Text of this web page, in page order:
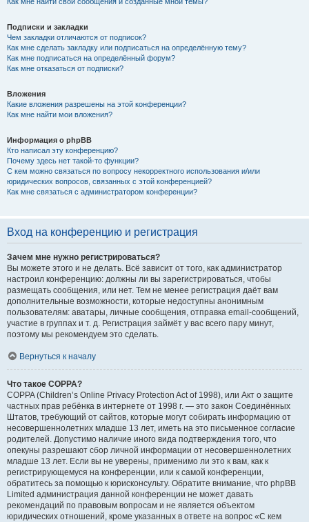
Подписки и закладки
Чем закладки отличаются от подписок?
Как мне сделать закладку или подписаться на определённую тему?
Как мне подписаться на определённый форум?
Как мне отказаться от подписки?
Вложения
Какие вложения разрешены на этой конференции?
Как мне найти мои вложения?
Информация о phpBB
Кто написал эту конференцию?
Почему здесь нет такой-то функции?
С кем можно связаться по вопросу некорректного использования и/или
юридических вопросов, связанных с этой конференцией?
Как мне связаться с администратором конференции?
Вход на конференцию и регистрация
Зачем мне нужно регистрироваться?
Вы можете этого и не делать. Всё зависит от того, как администратор
настроил конференцию: должны ли вы зарегистрироваться, чтобы
размещать сообщения, или нет. Тем не менее регистрация даёт вам
дополнительные возможности, которые недоступны анонимным
пользователям: аватары, личные сообщения, отправка email-сообщений,
участие в группах и т. д. Регистрация займёт у вас всего пару минут,
поэтому мы рекомендуем это сделать.
Вернуться к началу
Что такое COPPA?
COPPA (Children’s Online Privacy Protection Act of 1998), или Акт о защите
частных прав ребёнка в интернете от 1998 г. — это закон Соединённых
Штатов, требующий от сайтов, которые могут собирать информацию от
несовершеннолетних младше 13 лет, иметь на это письменное согласие
родителей. Допустимо наличие иного вида подтверждения того, что
опекуны разрешают сбор личной информации от несовершеннолетних
младше 13 лет. Если вы не уверены, применимо ли это к вам, как к
регистрирующемуся на конференции, или к самой конференции,
обратитесь за помощью к юрисконсульту. Обратите внимание, что phpBB
Limited администрация данной конференции не может давать
рекомендаций по правовым вопросам и не является объектом
юридических отношений, кроме указанных в ответе на вопрос «С кем